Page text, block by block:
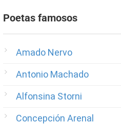
Poetas famosos
Amado Nervo
Antonio Machado
Alfonsina Storni
Concepción Arenal